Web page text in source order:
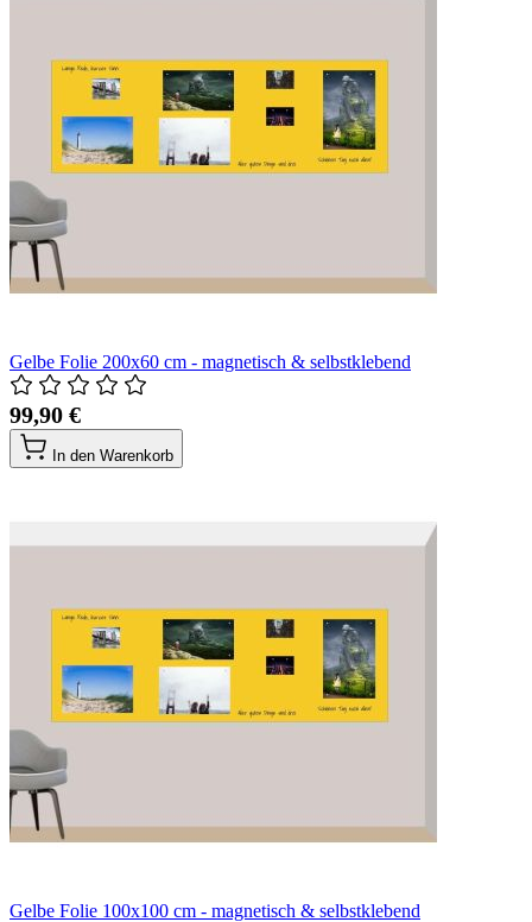
Gelbe Folie 200x60 cm - magnetisch & selbstklebend
99,90 €
In den Warenkorb
Gelbe Folie 100x100 cm - magnetisch & selbstklebend